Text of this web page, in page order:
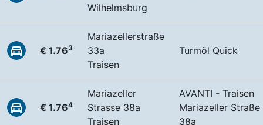
Wilhelmsburg
€ 1.763
Mariazellerstraße
33a
Traisen
Turmöl Quick
€ 1.764
Mariazeller
Strasse 38a
Traisen
AVANTI - Traisen
Mariazeller Straße
38a